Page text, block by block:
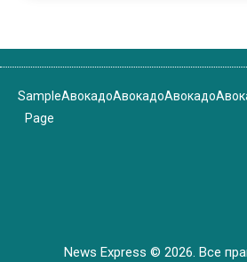
Sample
Page
АвокадоАвокадоАвокадо
News Express © 2026. Все